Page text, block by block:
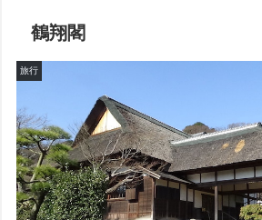
鶴翔閣
旅行